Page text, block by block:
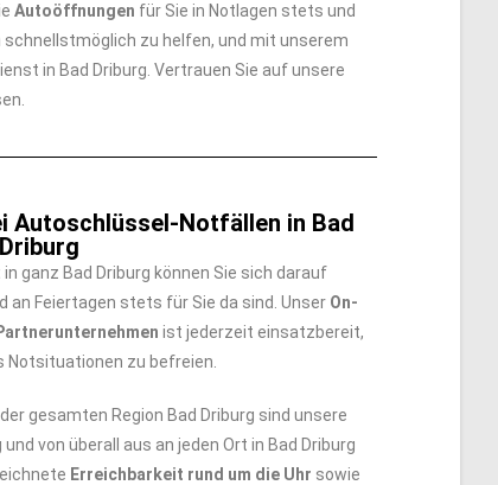
Autoöffnungen für Sie in Notlagen stets und
schnellstmöglich zu helfen, und mit unserem
in Bad Driburg. Vertrauen Sie auf unsere
Autoschlüssel-Notfällen in Bad
Driburg
ganz Bad Driburg können Sie sich darauf
Feiertagen stets für Sie da sind. Unser On-
ist jederzeit einsatzbereit,
Notsituationen zu befreien.
gesamten Region Bad Driburg sind unsere
von überall aus an jeden Ort in Bad Driburg
Erreichbarkeit rund um die Uhr sowie